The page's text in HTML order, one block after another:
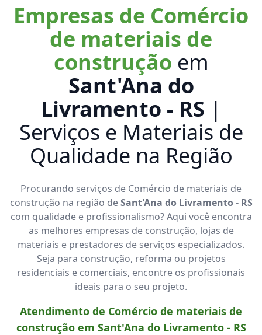
Empresas de Comércio
de materiais de
construção em
Sant'Ana do
Livramento - RS |
Serviços e Materiais de
Qualidade na Região
Procurando serviços de Comércio de materiais de
construção na região deSant'Ana do Livramento - RS
com qualidade e profissionalismo? Aqui você encontra
as melhores empresas de construção, lojas de
materiais e prestadores de serviços especializados.
Seja para construção, reforma ou projetos
residenciais e comerciais, encontre os profissionais
ideais para o seu projeto.
Atendimento de Comércio de materiais de
construção em Sant'Ana do Livramento - RS